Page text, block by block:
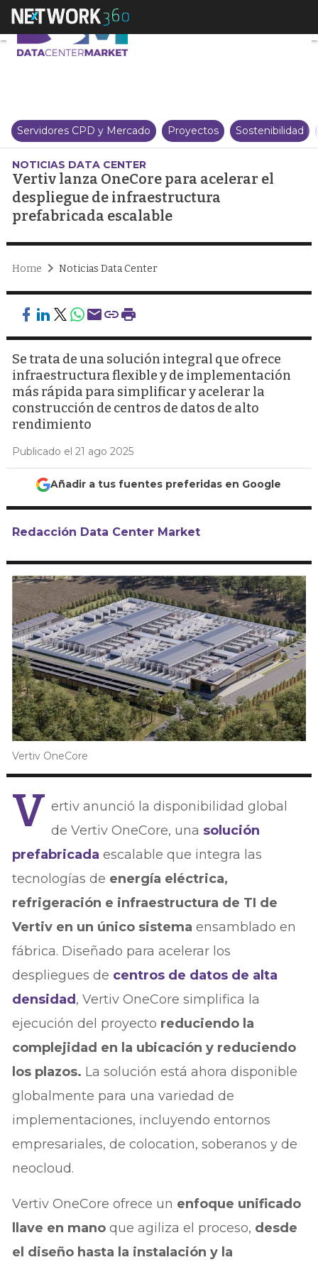
Vertiv lanza OneCore para
Servidores CPD y Mercado Proyectos Sostenibilidad
NOTICIAS DATA CENTER
Vertiv lanza OneCore para acelerar el
despliegue de infraestructura
prefabricada escalable
Home Noticias Data Center
Se trata de una solución integral que ofrece
infraestructura flexible y de implementación
más rápida para simplificar y acelerar la
construcción de centros de datos de alto
rendimiento
Publicado el 21 ago 2025
Añadir a tus fuentes preferidas en Google
Redacción Data Center Market
Vertiv OneCore
V ertiv anunció la disponibilidad global
de Vertiv OneCore, una solución
prefabricada escalable que integra las
tecnologías de energía eléctrica,
refrigeración e infraestructura de TI de
Vertiv en un único sistemaensamblado en
fábrica. Diseñado para acelerar los
despliegues de centros de datos de alta
densidad , Vertiv OneCore simplifica la
ejecución del proyecto reduciendo la
complejidad en la ubicación y reduciendo
los plazos. La solución está ahora disponible
globalmente para una variedad de
implementaciones, incluyendo entornos
empresariales, de colocation, soberanos y de
neocloud.
Vertiv OneCore ofrece un enfoque unificado
llave en mano que agiliza el proceso, desde
el diseño hasta la instalación y la